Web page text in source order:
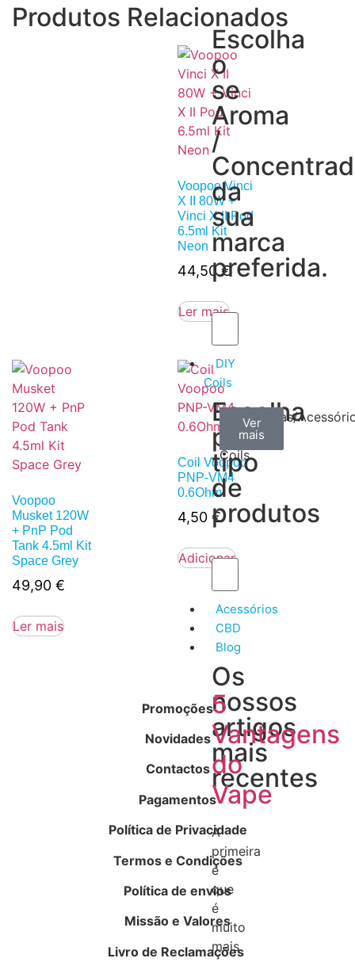
Escolha
o
se
Aroma
/
da
sua
marca
preferida.
DIY
Coils
Escolha
por
tipo
de
produtos
Arame
Coils
Ver
mais
Algodão
Ver
mais
Ferramentas/
Ver
mais
Acessórios
CBD
Blog
Os
nossos
artigos
mais
recentes
5
Vantagens
do
Vape
A
primeira
é
que
é
muito
mais
Produtos Relacionados
Voopoo Vinci
X II 80W +
Vinci X II Pod
6.5ml Kit
Neon
44,50€
Ler mais
Voopoo
Musket 120W
+ PnP Pod
Tank 4.5ml Kit
Space Grey
49,90 €
Ler mais
Coil Voopoo
PNP-VM4
0.6Ohm
4,50 €
Adicionar
Promoções
Novidades
Contactos
Pagamentos
Política de Privacidade
Termos e Condições
Política de envios
Missão e Valores
Livro de Reclamações